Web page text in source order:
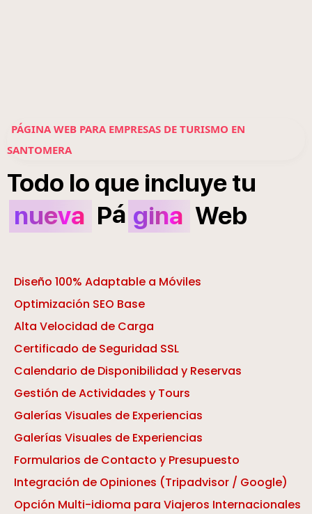
PÁGINA WEB PARA EMPRESAS DE TURISMO EN
SANTOMERA
Todo lo que incluyetu
nueva Pá gina Web
Diseño 100% Adaptable a Móviles
Optimización SEO Base
Alta Velocidad de Carga
Certificado de Seguridad SSL
Calendario de Disponibilidad y Reservas
Gestión de Actividades y Tours
Galerías Visuales de Experiencias
Galerías Visuales de Experiencias
Formularios de Contacto y Presupuesto
Integración de Opiniones (Tripadvisor / Google)
Opción Multi-idioma para Viajeros Internacionales